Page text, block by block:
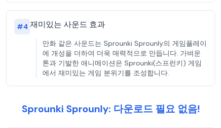
#4 재미있는 사운드 효과
만화 같은 사운드는 Sprounki Sprounly의 게임플레이
에 개성을 더하여 더욱 매력적으로 만듭니다. 가벼운
톤과 기발한 애니메이션은 Sprounki(스프런키) 게임
에서 재미있는 게임 분위기를 조성합니다.
Sprounki Sprounly: 다운로드 필요 없음!